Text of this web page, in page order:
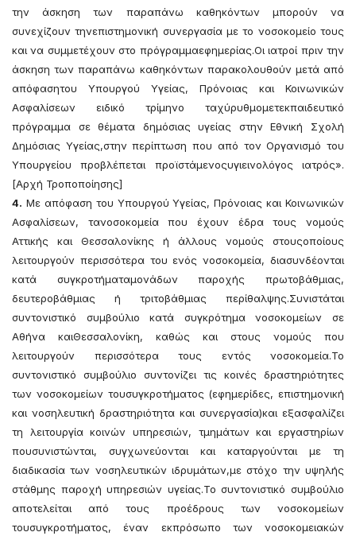
την άσκηση των παραπάνω καθηκόντων μπορούν να
συνεχίζουν τηνεπιστημονική συνεργασία με το νοσοκομείο τους
και να συμμετέχουν στο πρόγραμμαεφημερίας.Οι ιατροί πριν την
άσκηση των παραπάνω καθηκόντων παρακολουθούν μετά από
απόφασητου Υπουργού Υγείας, Πρόνοιας και Κοινωνικών
Ασφαλίσεων ειδικό τρίμηνο ταχύρυθμομετεκπαιδευτικό
πρόγραμμα σε θέματα δημόσιας υγείας στην Εθνική Σχολή
Δημόσιας Υγείας,στην περίπτωση που από τον Οργανισμό του
Υπουργείου προβλέπεται προϊστάμενοςυγιεινολόγος ιατρός».
[Αρχή Τροποποίησης]
4. Με απόφαση του Υπουργού Υγείας, Πρόνοιας και Κοινωνικών
Ασφαλίσεων, τανοσοκομεία που έχουν έδρα τους νομούς
Αττικής και Θεσσαλονίκης ή άλλους νομούς στουςοποίους
λειτουργούν περισσότερα του ενός νοσοκομεία, διασυνδέονται
κατά συγκροτήματαμονάδων παροχής πρωτοβάθμιας,
δευτεροβάθμιας ή τριτοβάθμιας περίθαλψης.Συνιστάται
συντονιστικό συμβούλιο κατά συγκρότημα νοσοκομείων σε
Αθήνα καιΘεσσαλονίκη, καθώς και στους νομούς που
λειτουργούν περισσότερα τους εντός νοσοκομεία.Το
συντονιστικό συμβούλιο συντονίζει τις κοινές δραστηριότητες
των νοσοκομείων τουσυγκροτήματος (εφημερίδες, επιστημονική
και νοσηλευτική δραστηριότητα και συνεργασία)και εξασφαλίζει
τη λειτουργία κοινών υπηρεσιών, τμημάτων και εργαστηρίων
πουσυνιστώνται, συγχωνεύονται και καταργούνται με τη
διαδικασία των νοσηλευτικών ιδρυμάτων,με στόχο την υψηλής
στάθμης παροχή υπηρεσιών υγείας.Το συντονιστικό συμβούλιο
αποτελείται από τους προέδρους των νοσοκομείων
τουσυγκροτήματος, έναν εκπρόσωπο των νοσοκομειακών